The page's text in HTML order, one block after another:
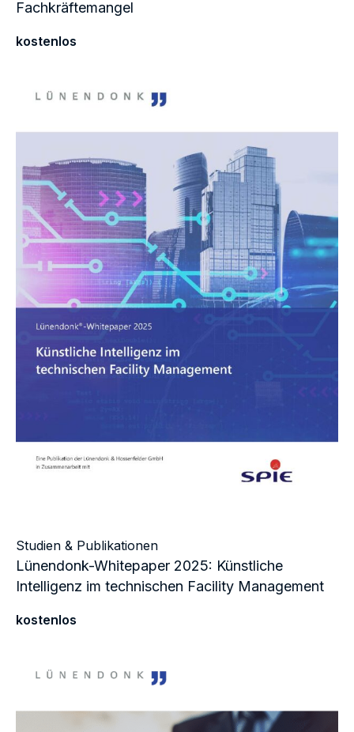
Fachkräftemangel
kostenlos
Studien & Publikationen
Lünendonk-Whitepaper 2025: Künstliche
Intelligenz im technischen Facility Management
kostenlos